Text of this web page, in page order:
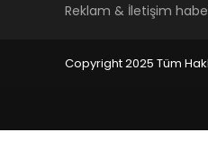
Reklam & İletişim
Copyright 2025 Tüm